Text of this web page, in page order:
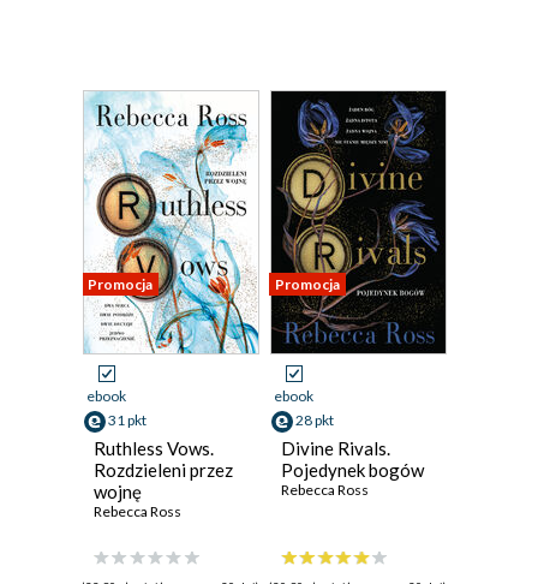
Promocja
ebook
31 pkt
Ruthless Vows.
Rozdzieleni przez
wojnę
Rebecca Ross
Promocja
ebook
28 pkt
Divine Rivals.
Pojedynek bogów
Rebecca Ross